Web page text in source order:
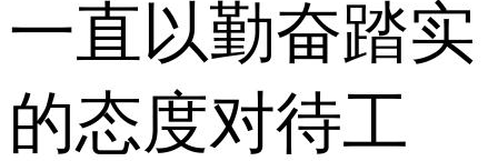
一直以勤奋踏实
的态度对待工